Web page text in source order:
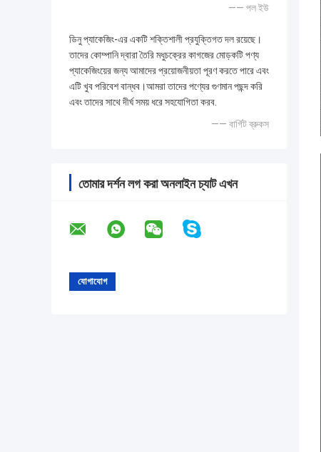
—— পল ইউ
ডিনু প্যাকেজিং-এর একটি শক্তিশালী প্রযুক্তিগত দল রয়েছে।
তাদের কোম্পানি দ্বারা তৈরি মধুচক্রের কাগজের মোড়কটি পণ্য
প্যাকেজিংয়ের জন্য আমাদের প্রয়োজনীয়তা পূরণ করতে পারে এবং
এটি খুব পরিবেশ বান্ধব।আমরা তাদের পণ্যের গুণমান পছন্দ করি
এবং তাদের সাথে দীর্ঘ সময় ধরে সহযোগিতা করব.
—— বার্গিট ব্রুকস
তোমার দর্শন লগ করা অনলাইন চ্যাট এখন